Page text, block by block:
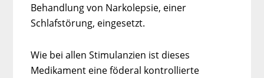
Behandlung von Narkolepsie, einer
Schlafstörung, eingesetzt.
Wie bei allen Stimulanzien ist dieses
Medikament eine föderal kontrollierte